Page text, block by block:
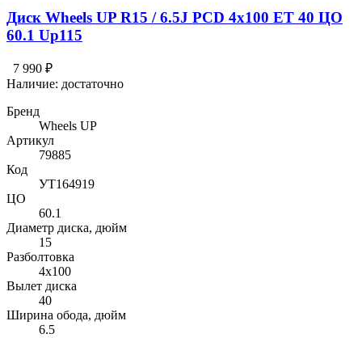
Диск Wheels UP R15 / 6.5J PCD 4x100 ЕТ 40 ЦО
60.1 Up115
7 990 ₽
Наличие: достаточно
Бренд
Wheels UP
Артикул
79885
Код
УТ164919
ЦО
60.1
Диаметр диска, дюйм
15
Разболтовка
4x100
Вылет диска
40
Ширина обода, дюйм
6.5